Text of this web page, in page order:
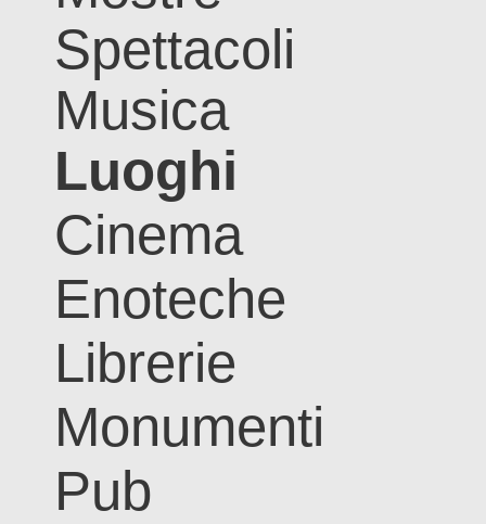
Spettacoli
Musica
Luoghi
Cinema
Enoteche
Librerie
Monumenti
Pub